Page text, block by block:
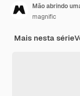
Mão abrindo
magnific
Mais nesta série